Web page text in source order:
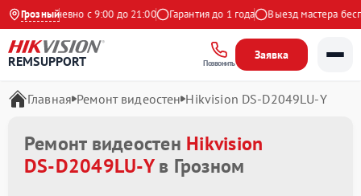
Грозный
Ежедневно с 9:00 до 21:00 Гарантия до 1 года Выезд мастера
REMSUPPORT Позвонить
Заявка
Главная Ремонт видеостен Hikvision DS‑D2049LU‑Y
Ремонт видеостен Hikvision
DS‑D2049LU‑Yв Грозном